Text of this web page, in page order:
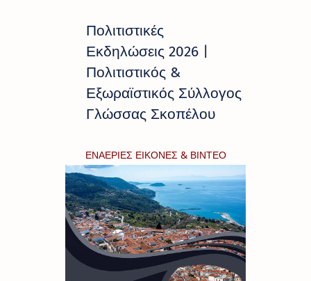
Πολιτιστικές
Εκδηλώσεις 2026 |
Πολιτιστικός &
Εξωραϊστικός Σύλλογος
Γλώσσας Σκοπέλου
ΕΝΑΕΡΙΕΣ ΕΙΚΟΝΕΣ & ΒΙΝΤΕΟ